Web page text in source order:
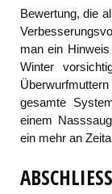
Bewertung, die
man ein
Winter
gesamte
einem
ein mehr an